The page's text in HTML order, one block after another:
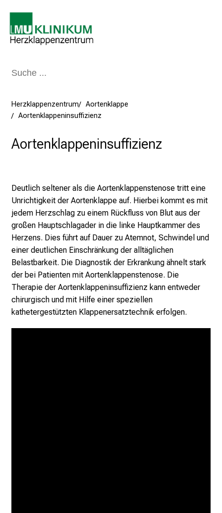
Herzklappenzentrum
Aortenklappe
Aortenklappeninsuffizienz
Aortenklappeninsuffizienz
Deutlich seltener als die Aortenklappenstenose tritt eine
Unrichtigkeit der Aortenklappe auf. Hierbei kommt es mit
jedem Herzschlag zu einem Rückfluss von Blut aus der
großen Hauptschlagader in die linke Hauptkammer des
Herzens. Dies führt auf Dauer zu Atemnot, Schwindel und
einer deutlichen Einschränkung der alltäglichen
Belastbarkeit. Die Diagnostik der Erkrankung ähnelt stark
der bei Patienten mit Aortenklappenstenose. Die
Therapie der Aortenklappeninsuffizienz kann entweder
chirurgisch und mit Hilfe einer speziellen
kathetergestützten Klappenersatztechnik erfolgen.